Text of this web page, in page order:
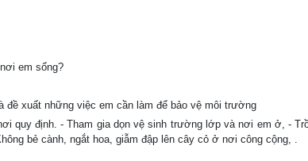
em sống?
đề xuất những việc em cần làm để bảo vệ môi trường
quy định. - Tham gia dọn vệ sinh trường lớp và nơi em ở, -
bẻ cành, ngắt hoa, giẫm đập lên cây cỏ ở nơi công cộng, .